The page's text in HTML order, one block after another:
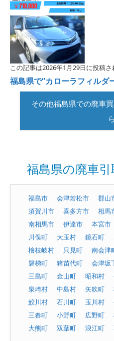
この記事は2026年1月29日に投稿さ
福島県で”カローラフィルダ
その他福島県での廃車
ら
福島県の廃車
福島市 会津若松市 郡山
須賀川市
喜多方市 相馬
南相馬市
伊達市 本宮市
川俣町
大玉村 鏡石町
檜枝岐村
只見町 南会津
磐梯町
猪苗代町 会津坂
三島町
金山町 昭和村
泉崎村
中島村 矢吹町
鮫川村
石川町 玉川村
三春町
小野町 広野町
大熊町
双葉町 浪江町